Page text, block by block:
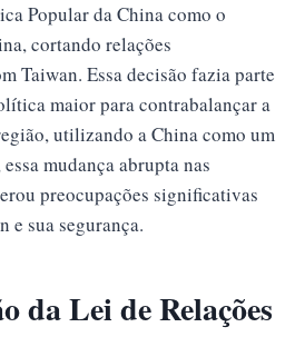
Popular da China como o
cortando relações
Taiwan. Essa decisão fazia parte
maior para contrabalançar a
utilizando a China como um
mudança abrupta nas
preocupações significativas
e sua segurança.
da Lei de Relações